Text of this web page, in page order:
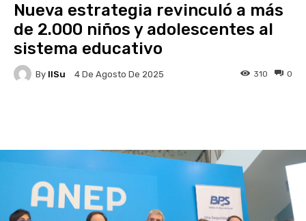
Nueva estrategia revinculó a más
de 2.000 niños y adolescentes al
sistema educativo
By IlSu 4 De Agosto De 2025 0
310